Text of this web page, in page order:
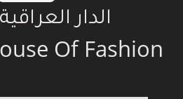
الدار
Of Fashion